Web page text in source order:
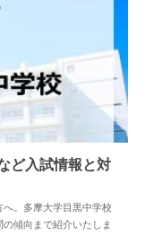
2024.04.02
ど入試情報と対
へ。多摩大学目黒中学校
傾向まで紹介いたしま